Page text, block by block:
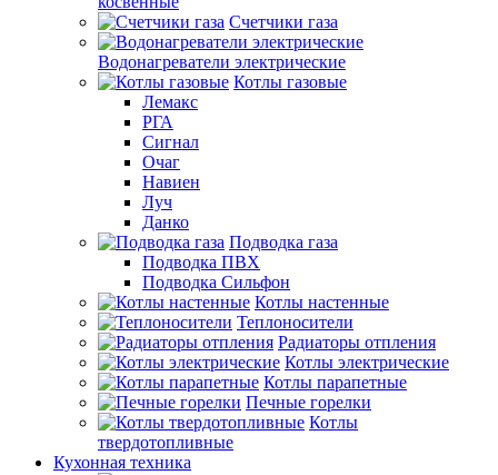
Счетчики газа
Водонагреватели электрические
Котлы газовые
Лемакс
РГА
Сигнал
Очаг
Навиен
Луч
Данко
Подводка газа
Подводка ПВХ
Подводка Сильфон
Котлы настенные
Теплоносители
Радиаторы отпления
Котлы электрические
Котлы парапетные
Печные горелки
Котлы
твердотопливные
Кухонная техника